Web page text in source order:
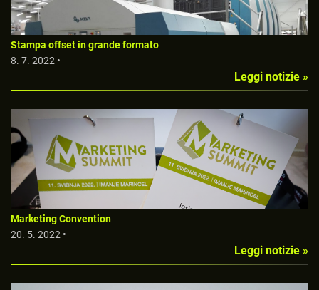
Stampa offset in grande formato
8. 7. 2022 •
Leggi notizie »
Marketing Convention
20. 5. 2022 •
Leggi notizie »